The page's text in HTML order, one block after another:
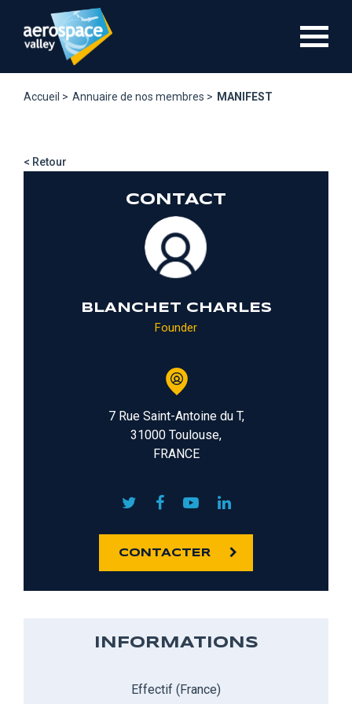
contenu
Accueil > Annuaire de nos membres > MANIFEST
< Retour
CONTACT
BLANCHET CHARLES
Founder
7 Rue Saint-Antoine du T,
31000 Toulouse,
FRANCE
CONTACTER
INFORMATIONS
Effectif (France)